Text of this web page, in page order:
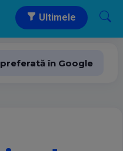
Ultimele
în Google